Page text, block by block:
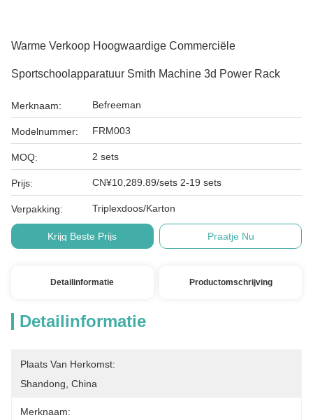
Warme Verkoop Hoogwaardige Commerciële
Sportschoolapparatuur Smith Machine 3d Power Rack
Merknaam: Befreeman
Modelnummer: FRM003
MOQ: 2 sets
Prijs: CN¥10,289.89/sets 2-19 sets
Verpakking: Triplexdoos/Karton
Krijg Beste Prijs Praatje Nu
Detailinformatie Productomschrijving
Detailinformatie
Plaats Van Herkomst:
Shandong, China
Merknaam: